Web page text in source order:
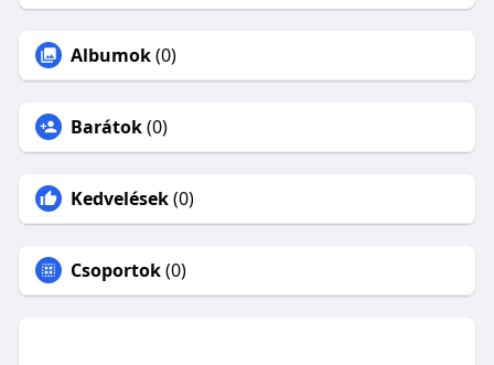
Albumok(0)
Barátok(0)
Kedvelések(0)
Csoportok(0)